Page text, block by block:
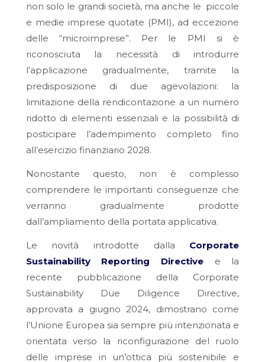
non solo le grandi società, ma anche le piccole
e medie imprese quotate (PMI), ad eccezione
delle “microimprese”. Per le PMI si è
riconosciuta la necessità di introdurre
l’applicazione gradualmente, tramite la
predisposizione di due agevolazioni: la
limitazione della rendicontazione a un numero
ridotto di elementi essenziali e la possibilità di
posticipare l’adempimento completo fino
all’esercizio finanziario 2028.
Nonostante questo, non è complesso
comprendere le importanti conseguenze che
verranno gradualmente prodotte
dall’ampliamento della portata applicativa.
Le novità introdotte dalla Corporate
Sustainability Reporting Directive e la
recente pubblicazione della Corporate
Sustainability Due Diligence Directive,
approvata a giugno 2024, dimostrano come
l’Unione Europea sia sempre più intenzionata e
orientata verso la riconfigurazione del ruolo
delle imprese in un’ottica più sostenibile e